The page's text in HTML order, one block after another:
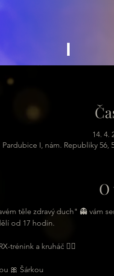
14. 4.
Pardubice I, nám. Republiky 56,
těle zdravý duch" 👻 vám
od 17 hodin.
trénink a kruháč 🏋️‍♂️
🎀 Šárkou